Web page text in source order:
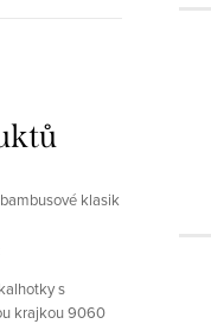
klasik
s
krajkou 9060